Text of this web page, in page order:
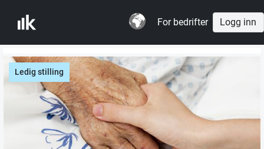
For bedrifter Logg inn
Ledig stilling